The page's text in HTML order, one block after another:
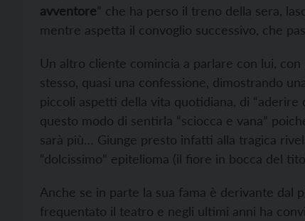
avventore” che ha perso il treno della sera,
mentre aspetta il convoglio successivo, che
Un altro cliente comincia a parlare con lui,
stesso, quasi una confessione, dimostrando
piccoli aspetti della vita quotidiana, di “aderire
questo modo di sentirla “sciocca e vana”
sarà più… Giunge presto infatti alla tragica
“dolcissimo” epitelioma (il fiore in bocca del
Anche se in parte la sua fama è derivante dal
frequentato il teatro e negli ultimi anni ha